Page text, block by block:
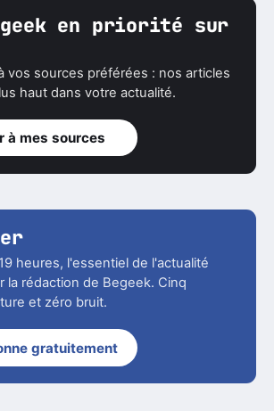
en priorité sur
vos sources préférées : nos articles
haut dans votre actualité.
à mes sources
heures, l'essentiel de l'actualité
la rédaction de Begeek. Cinq
et zéro bruit.
gratuitement